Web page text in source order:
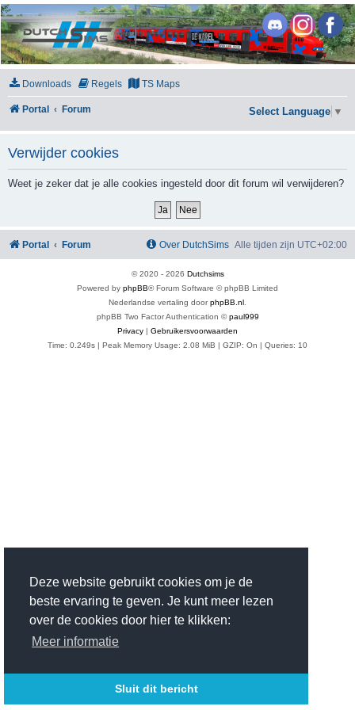
Deze website gebruikt cookies om je de
beste ervaring te geven. Je kunt meer lezen
over de cookies door hier te klikken:
Meer informatie
Sluit dit bericht
DutchSims
Downloads Regels TS Maps
Portal Forum Select Language ▼
Verwijder cookies
Weet je zeker dat je alle cookies ingesteld door dit forum wil verwijderen?
Portal Forum Alle tijden zijn UTC+02:00
Over DutchSims
© 2020 - 2026 Dutchsims
Powered by phpBB® Forum Software © phpBB Limited
Nederlandse vertaling doorphpBB.nl
phpBB Two Factor Authentication ©paul999
Privacy | Gebruikersvoorwaarden
Time: 0.249s | Peak Memory Usage: 2.08 MiB | GZIP: On | Queries: 10